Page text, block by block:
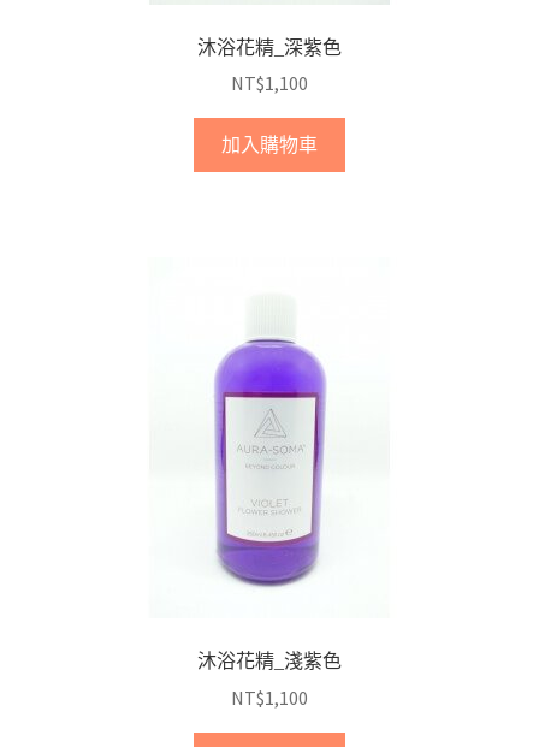
沐浴花精_深紫色
NT$1,100
加入購物車
沐浴花精_淺紫色
NT$1,100